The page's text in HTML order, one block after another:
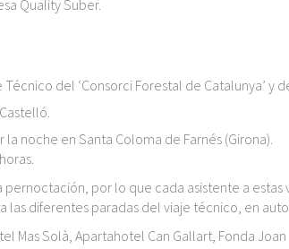
Quality Suber.
del ‘Consorci Forestal de Catalunya’ y
noche en Santa Coloma de Farnés (Girona).
por lo que cada asistente a
diferentes paradas del viaje técnico, en
Mas Solà, Apartahotel Can Gallart, Fonda Joan